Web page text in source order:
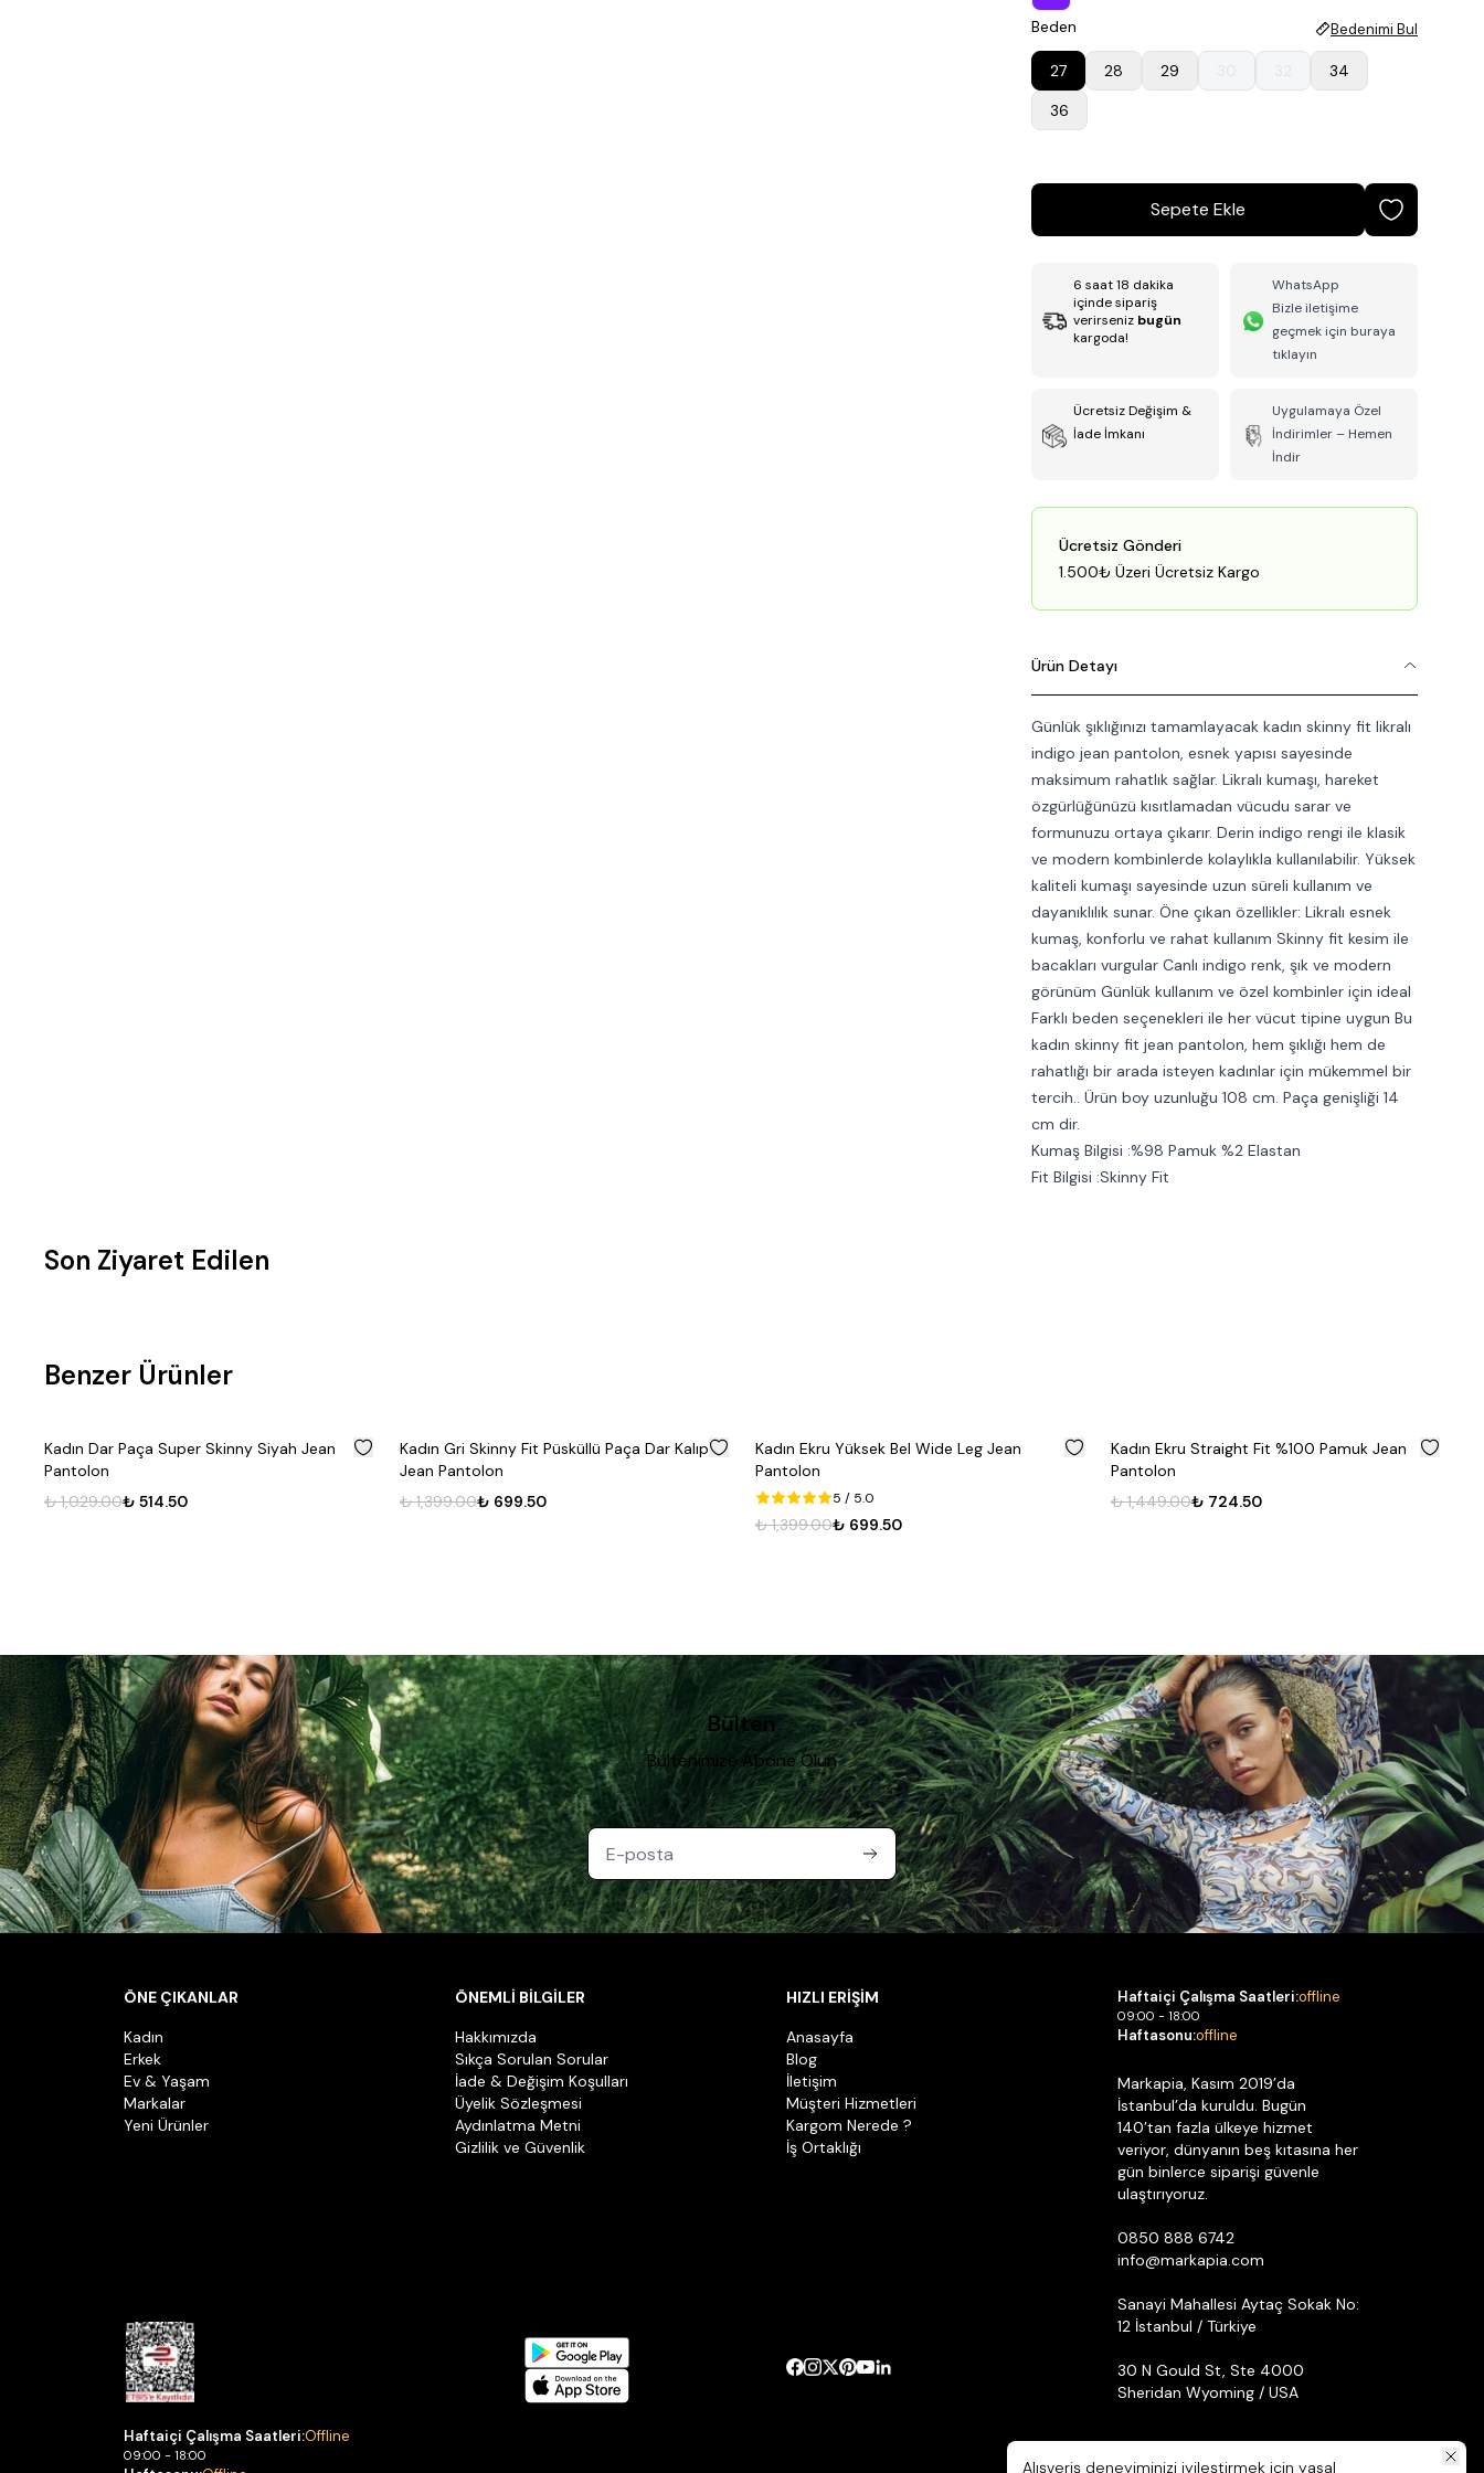
Alışveriş deneyiminizi iyileştirmek için yasal
Beden Bedenimi Bul
27 28 29
34
36
Sepete Ekle
6 saat 18 dakika
içinde sipariş
verirseniz bugün
kargoda!
WhatsApp
Bizle iletişime
geçmek için buraya
tıklayın
Ücretsiz Değişim &
İade İmkanı
Uygulamaya Özel
İndirimler – Hemen
İndir
Ücretsiz Gönderi
1.500₺ Üzeri Ücretsiz Kargo
Ürün Detayı
Günlük şıklığınızı tamamlayacak kadın skinny fit likralı
indigo jean pantolon, esnek yapısı sayesinde
maksimum rahatlık sağlar. Likralı kumaşı, hareket
özgürlüğünüzü kısıtlamadan vücudu sarar ve
formunuzu ortaya çıkarır. Derin indigo rengi ile klasik
ve modern kombinlerde kolaylıkla kullanılabilir. Yüksek
kaliteli kumaşı sayesinde uzun süreli kullanım ve
dayanıklılık sunar. Öne çıkan özellikler: Likralı esnek
kumaş, konforlu ve rahat kullanım Skinny fit kesim ile
bacakları vurgular Canlı indigo renk, şık ve modern
görünüm Günlük kullanım ve özel kombinler için ideal
Farklı beden seçenekleri ile her vücut tipine uygun Bu
kadın skinny fit jean pantolon, hem şıklığı hem de
rahatlığı bir arada isteyen kadınlar için mükemmel bir
tercih.. Ürün boy uzunluğu 108 cm. Paça genişliği 14
cm dir.
Kumaş Bilgisi :%98 Pamuk %2 Elastan
Fit Bilgisi :Skinny Fit
Son Ziyaret Edilen
Benzer Ürünler
%50
Jean %50
Kadın Gri Skinny Fit Püsküllü Paça Dar Kalıp
₺ 1,399.00
%50
Kadın Ekru Yüksek Bel Wide Leg Jean
Pantolon
%50
Kadın Ekru Straight Fit %100 Pamuk Jean
₺ 1,449.00
Kadın Mavi Yüksek Bel Wide Leg Jean
₺ 1,399.00₺ 699.50
Bülten
Bültenimize Abone Olun
ÖNE ÇIKANLAR
Kadın
Erkek
Ev & Yaşam
Markalar
Yeni Ürünler
ÖNEMLİ BİLGİLER
Hakkımızda
Sıkça Sorulan Sorular
İade & Değişim Koşulları
Üyelik Sözleşmesi
Aydınlatma Metni
Gizlilik ve Güvenlik
HIZLI ERİŞİM
Anasayfa
Blog
İletişim
Müşteri Hizmetleri
Kargom Nerede ?
İş Ortaklığı
Haftaiçi Çalışma Saatleri:offline
09:00 - 18:00
Haftasonu:offline
Markapia, Kasım 2019’da
İstanbul’da kuruldu. Bugün
140’tan fazla ülkeye hizmet
veriyor, dünyanın beş kıtasına her
gün binlerce siparişi güvenle
ulaştırıyoruz.
0850 888 6742
info@markapia.com
Sanayi Mahallesi Aytaç Sokak No:
12 İstanbul / Türkiye
30 N Gould St, Ste 4000
Sheridan Wyoming / USA
Haftaiçi Çalışma Saatleri:Offline
09:00 - 18:00